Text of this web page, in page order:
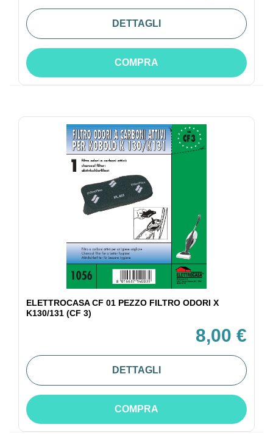
DETTAGLI
COMPRA
ELETTROCASA CF 01 PEZZO FILTRO ODORI X
K130/131 (CF 3)
8,00 €
DETTAGLI
COMPRA